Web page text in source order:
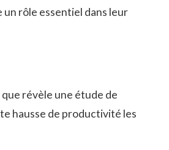
rôle essentiel dans leur
révèle une étude de
hausse de productivité les